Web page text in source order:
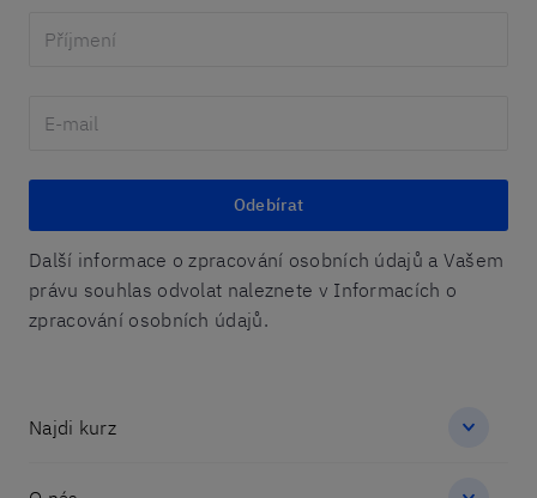
Odebírat
Další informace o zpracování osobních údajů a Vašem
právu souhlas odvolat naleznete v Informacích o
zpracování osobních údajů.
Najdi kurz